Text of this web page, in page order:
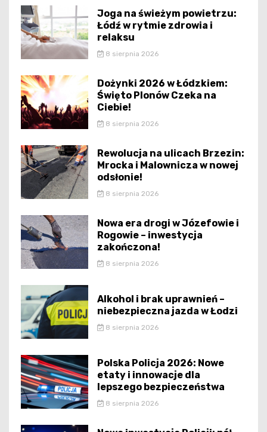
Joga na świeżym powietrzu:
Łódź w rytmie zdrowia i
relaksu
8 sierpnia 2026
Dożynki 2026 w Łódzkiem:
Święto Plonów Czeka na
Ciebie!
8 sierpnia 2026
Rewolucja na ulicach Brzezin:
Mrocka i Malownicza w nowej
odsłonie!
8 sierpnia 2026
Nowa era drogi w Józefowie i
Rogowie – inwestycja
zakończona!
8 sierpnia 2026
Alkohol i brak uprawnień –
niebezpieczna jazda w Łodzi
8 sierpnia 2026
Polska Policja 2026: Nowe
etaty i innowacje dla
lepszego bezpieczeństwa
8 sierpnia 2026